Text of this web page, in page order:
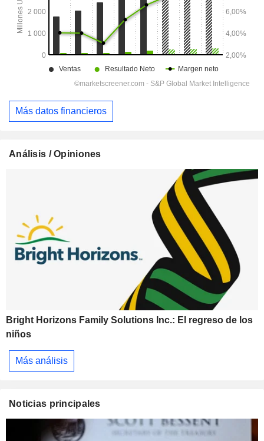
Más datos financieros
Análisis / Opiniones
Bright Horizons Family Solutions Inc.: El regreso de los
niños
Más análisis
Noticias principales